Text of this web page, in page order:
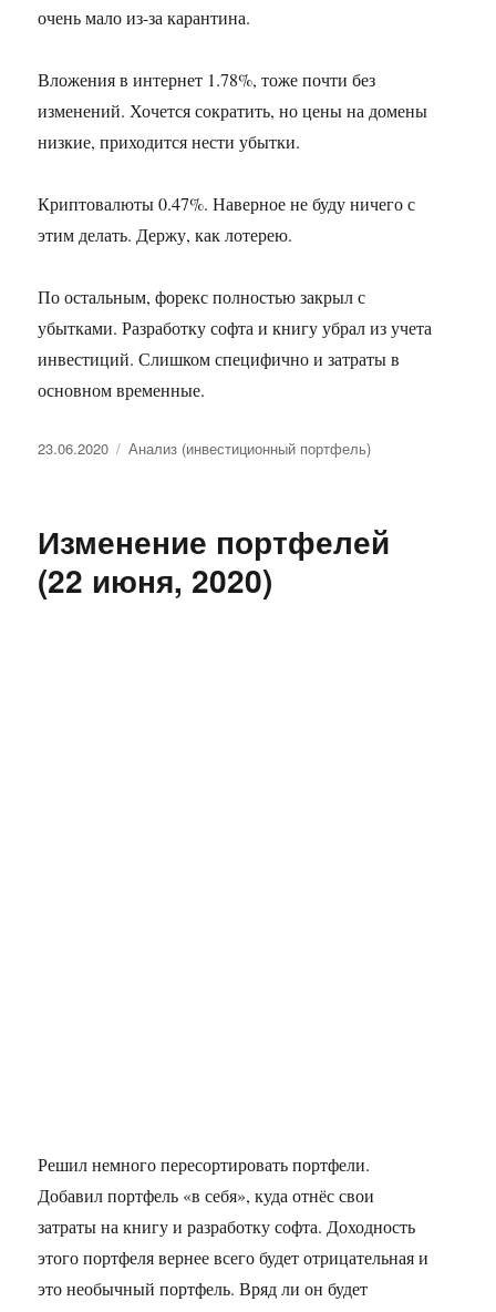
очень мало из-за карантина.
Вложения в интернет 1.78%, тоже почти без
изменений. Хочется сократить, но цены на домены
низкие, приходится нести убытки.
Криптовалюты 0.47%. Наверное не буду ничего с
этим делать. Держу, как лотерею.
По остальным, форекс полностью закрыл с
убытками. Разработку софта и книгу убрал из учета
инвестиций. Слишком специфично и затраты в
основном временные.
Опубликовано
23.06.2020 Рубрики
Анализ (инвестиционный портфель)
Изменение портфелей
(22 июня, 2020)
Решил немного пересортировать портфели.
Добавил портфель «в себя», куда отнёс свои
затраты на книгу и разработку софта. Доходность
этого портфеля вернее всего будет отрицательная и
это необычный портфель. Вряд ли он будет